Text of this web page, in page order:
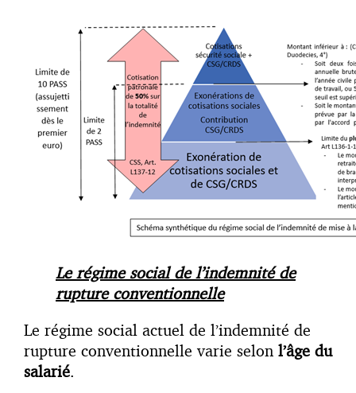
Le régime social de l’indemnité de
rupture conventionnelle
Le régime social actuel de l’indemnité de
rupture conventionnelle varie selon l’âge du
salarié.